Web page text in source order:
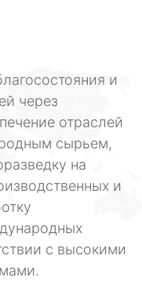
и
через
отраслей
сырьем,
на
и
с высокими